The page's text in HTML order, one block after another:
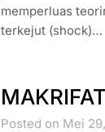
memperluas
terkejut (shock)…
Posted on Mei